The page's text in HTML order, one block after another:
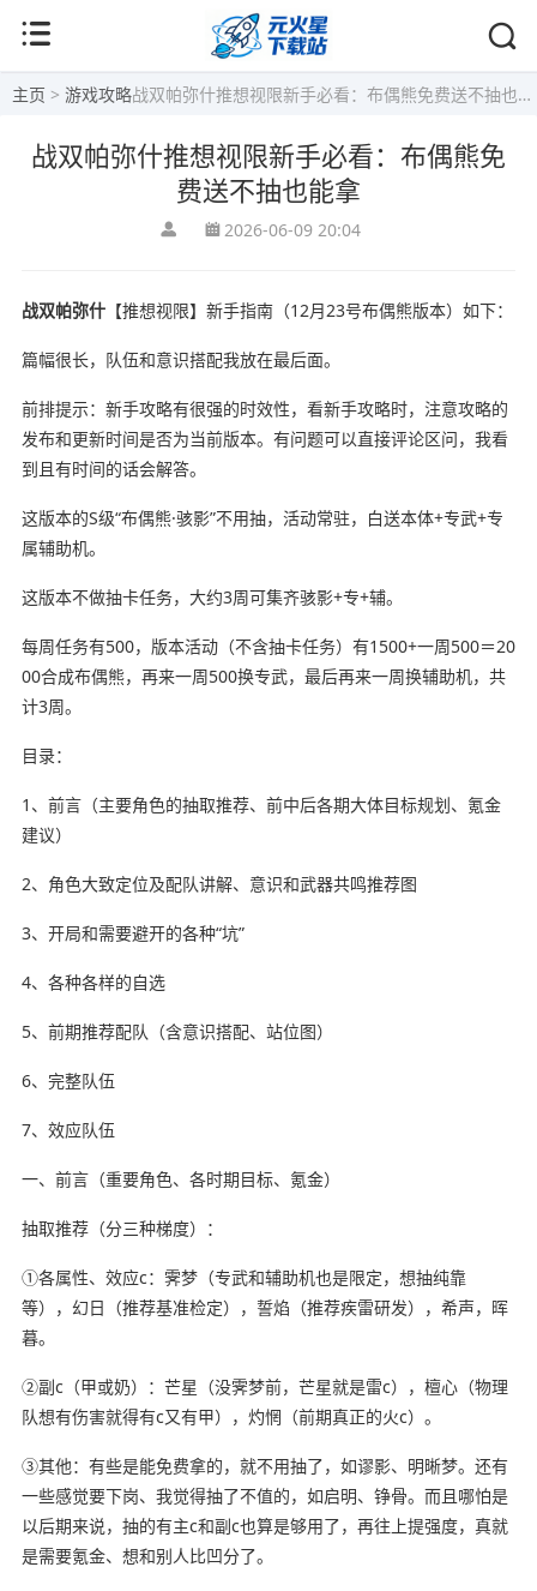
主页 > 游戏攻略战双帕弥什推想视限新手必看：布偶熊免费送不抽也能拿
战双帕弥什推想视限新手必看：布偶熊免
费送不抽也能拿
2026-06-09 20:04
战双帕弥什【推想视限】新手指南（12月23号布偶熊版本）如下：
篇幅很长，队伍和意识搭配我放在最后面。
前排提示：新手攻略有很强的时效性，看新手攻略时，注意攻略的
发布和更新时间是否为当前版本。有问题可以直接评论区问，我看
到且有时间的话会解答。
这版本的S级“布偶熊·骇影”不用抽，活动常驻，白送本体+专武+专
属辅助机。
这版本不做抽卡任务，大约3周可集齐骇影+专+辅。
每周任务有500，版本活动（不含抽卡任务）有1500+一周500＝20
00合成布偶熊，再来一周500换专武，最后再来一周换辅助机，共
计3周。
目录：
1、前言（主要角色的抽取推荐、前中后各期大体目标规划、氪金
建议）
2、角色大致定位及配队讲解、意识和武器共鸣推荐图
3、开局和需要避开的各种“坑”
4、各种各样的自选
5、前期推荐配队（含意识搭配、站位图）
6、完整队伍
7、效应队伍
一、前言（重要角色、各时期目标、氪金）
抽取推荐（分三种梯度）：
①各属性、效应c：霁梦（专武和辅助机也是限定，想抽纯靠
等），幻日（推荐基准检定），誓焰（推荐疾雷研发），希声，晖
暮。
②副c（甲或奶）：芒星（没霁梦前，芒星就是雷c），檀心（物理
队想有伤害就得有c又有甲），灼惘（前期真正的火c）。
③其他：有些是能免费拿的，就不用抽了，如谬影、明晰梦。还有
一些感觉要下岗、我觉得抽了不值的，如启明、铮骨。而且哪怕是
以后期来说，抽的有主c和副c也算是够用了，再往上提强度，真就
是需要氪金、想和别人比凹分了。